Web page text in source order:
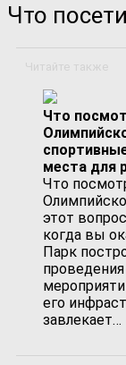
Что
Что
места для
Что
этот
когда вы
Парк
его
завлекает…